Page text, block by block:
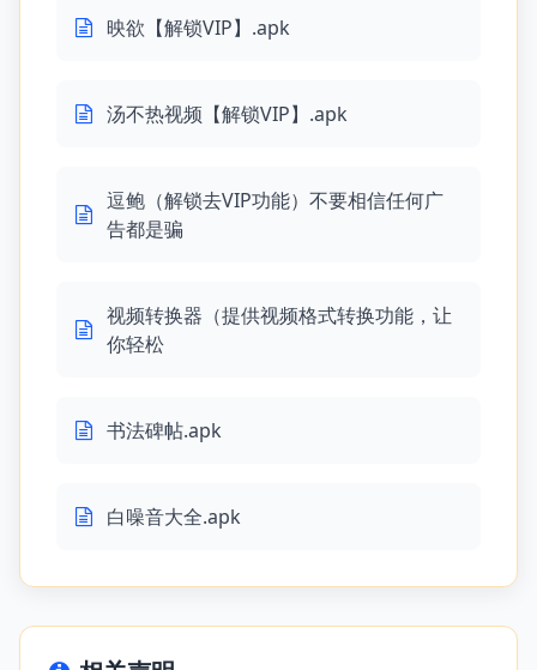
映欲【解锁VIP】.apk
汤不热视频【解锁VIP】.apk
逗鲍（解锁去VIP功能）不要相信任何广
告都是骗
视频转换器（提供视频格式转换功能，让
你轻松
书法碑帖.apk
白噪音大全.apk